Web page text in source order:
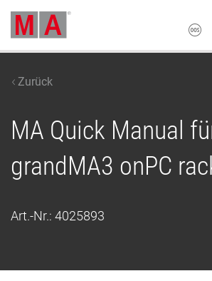
Zurück
MA Quick Manual
grandMA3 onPC
Art.-Nr.: 4025893